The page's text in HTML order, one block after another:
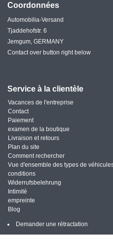
Coordonnées
Automobilia-Versand
Tjaddehofstr. 6
Jemgum, GERMANY
Contact over button right below
Service à la clientèle
Vacances de l'entreprise
Contact
Paiement
examen de la boutique
Livraison et retours
Plan du site
Comment rechercher
Vue d'ensemble des types de
conditions
Widerrufsbelehrung
Intimité
empreinte
Blog
Demander une rétractation